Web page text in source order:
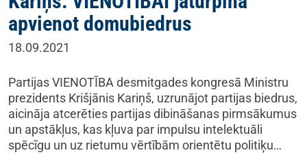
apvienot domubiedrus
18.09.2021
Partijas VIENOTĪBA desmitgades kongresā Ministru
prezidents Krišjānis Kariņš, uzrunājot partijas biedrus,
aicināja atcerēties partijas dibināšanas pirmsākumus
un apstākļus, kas kļuva par impulsu intelektuāli
spēcīgu un uz rietumu vērtībām orientētu politiķu…